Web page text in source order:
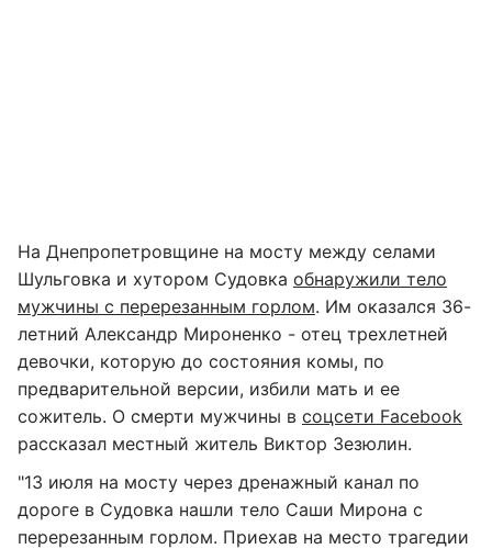
На Днепропетровщине на мосту между селами
Шульговка и хутором Судовка обнаружили тело
мужчины с перерезанным горлом. Им оказался 36-
летний Александр Мироненко - отец трехлетней
девочки, которую до состояния комы, по
предварительной версии, избили мать и ее
сожитель. О смерти мужчины в соцсети Facebook
рассказал местный житель Виктор Зезюлин.
"13 июля на мосту через дренажный канал по
дороге в Судовка нашли тело Саши Мирона с
перерезанным горлом. Приехав на место трагедии